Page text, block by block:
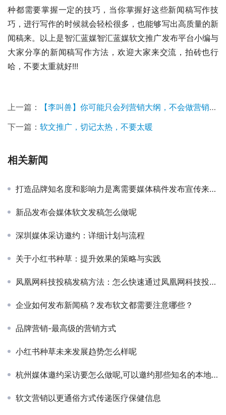
种都需要掌握一定的技巧，当你掌握好这些新闻稿写作技
巧，进行写作的时候就会轻松很多，也能够写出高质量的新
闻稿来。以上是智汇蓝媒智汇蓝媒软文推广发布平台小编与
大家分享的新闻稿写作方法，欢迎大家来交流，拍砖也行
哈，不要太重就好!!!
上一篇：
【李叫兽】你可能只会列营销大纲，不会做营销计划
下一篇： 软文推广，切记太热，不要太暖
相关新闻
打造品牌知名度和影响力是离需要媒体稿件发布宣传来达到的
新品发布会媒体软文发稿怎么做呢
深圳媒体采访邀约：详细计划与流程
关于小红书种草：提升效果的策略与实践
凤凰网科技投稿发稿方法：怎么快速通过凤凰网科技投稿的技巧
企业如何发布新闻稿？发布软文都需要注意哪些？
品牌营销-最高级的营销方式
小红书种草未来发展趋势怎么样呢
杭州媒体邀约采访要怎么做呢,可以邀约那些知名的本地媒体进行采访报道呢？
软文营销以更通俗方式传递医疗保健信息